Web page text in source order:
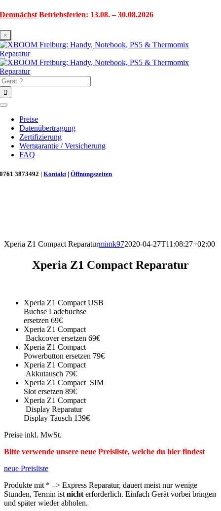
Zum
springen
Demnächst Betriebsferien: 13.08. – 30.08.2026
×
Toggle
Navigation
Preise
Datenübertragung
Zertifizierung
Wertgarantie / Versicherung
FAQ
0761 3873492 |Kontakt |Öffnungszeiten
Xperia Z1 Compact Reparaturmimk972020-04-27T11:08:27+02:00
Xperia Z1 Compact Reparatur
Xperia Z1 Compact USB
Buchse Ladebuchse
ersetzen 69€
Xperia Z1 Compact
Backcover ersetzen 69€
Xperia Z1 Compact
Powerbutton ersetzen 79€
Xperia Z1 Compact
Akkutausch 79€
Xperia Z1 Compact SIM
Slot ersetzen 89€
Xperia Z1 Compact
Display Reparatur
Display Tausch 139€
Preise inkl. MwSt.
Bitte verwende unsere neue Preisliste, welche du hier findest
neue Preisliste
Produkte mit * –> Express Reparatur, dauert meist nur wenige
Stunden, Termin ist nicht erforderlich. Einfach Gerät vorbei bringen
und später wieder abholen.